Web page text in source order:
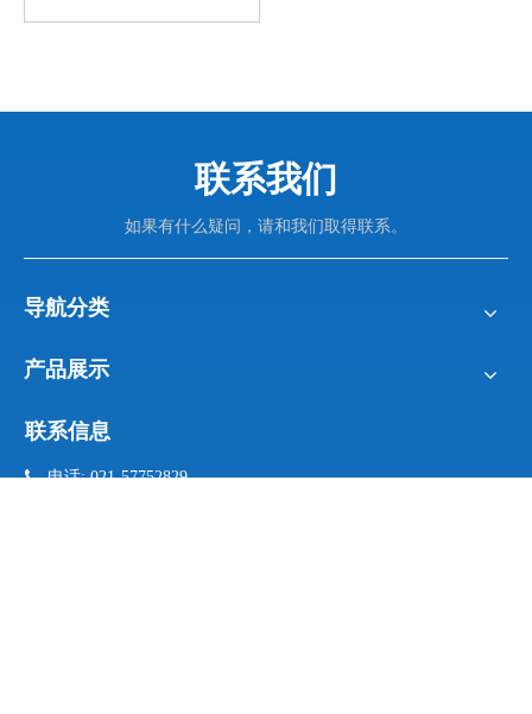
联系我们
如果有什么疑问，请和我们取得联系。
导航分类
产品展示
联系信息
电话: 021-57752829